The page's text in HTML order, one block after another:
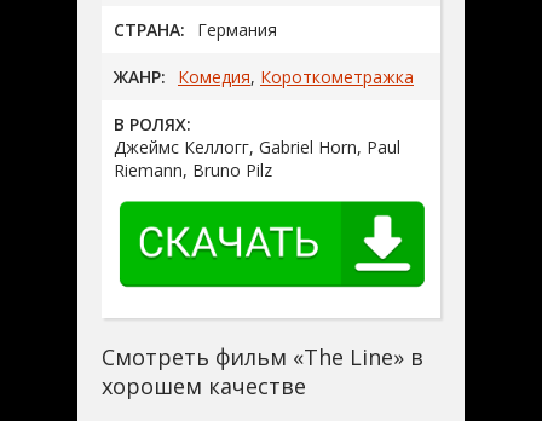
СТРАНА: Германия
ЖАНР: Комедия, Короткометражка
В РОЛЯХ:
Джеймс Келлогг, Gabriel Horn, Paul
Riemann, Bruno Pilz
Смотреть фильм «The Line» в
хорошем качестве